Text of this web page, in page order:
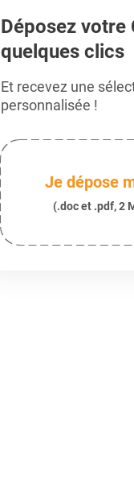
Déposez votre
quelques clics
Et recevez une
personnalisée !
Je dépose
(.doc et .pdf, 2